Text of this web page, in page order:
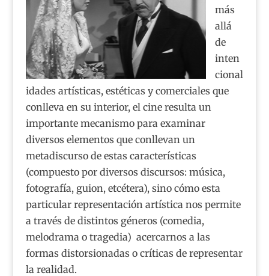
más
allá
de
inten
cional
idades artísticas, estéticas y comerciales que
conlleva en su interior, el cine resulta un
importante mecanismo para examinar
diversos elementos que conllevan un
metadiscurso de estas características
(compuesto por diversos discursos: música,
fotografía, guion, etcétera), sino cómo esta
particular representación artística nos permite
a través de distintos géneros (comedia,
melodrama o tragedia) acercarnos a las
formas distorsionadas o críticas de representar
la realidad.